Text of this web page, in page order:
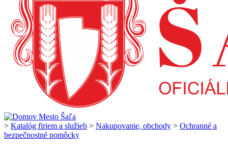
> Katalóg firiem a služieb > Nakupovanie, obchody > Ochranné a
bezpečnostné pomôcky